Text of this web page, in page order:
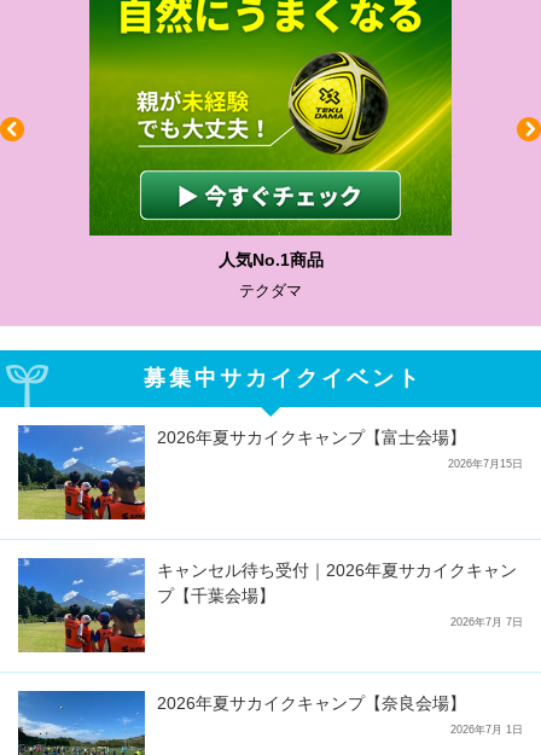
わかりやすい質問に沿って書ける
サカイクサッカーノート
募集中サカイクイベント
2026年夏サカイクキャンプ【富士会場】
2026年7月15日
キャンセル待ち受付｜2026年夏サカイクキャン
プ【千葉会場】
2026年7月 7日
2026年夏サカイクキャンプ【奈良会場】
2026年7月 1日